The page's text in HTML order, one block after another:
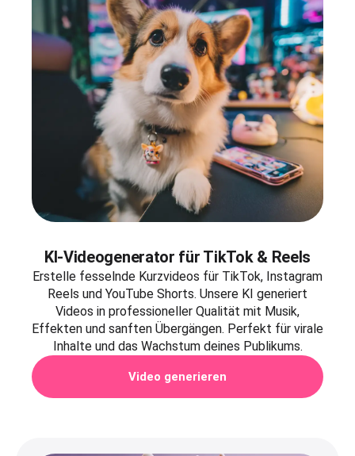
KI-Videogenerator für TikTok & Reels
Erstelle fesselnde Kurzvideos für TikTok, Instagram
Reels und YouTube Shorts. Unsere KI generiert
Videos in professioneller Qualität mit Musik,
Effekten und sanften Übergängen. Perfekt für virale
Inhalte und das Wachstum deines Publikums.
Video generieren